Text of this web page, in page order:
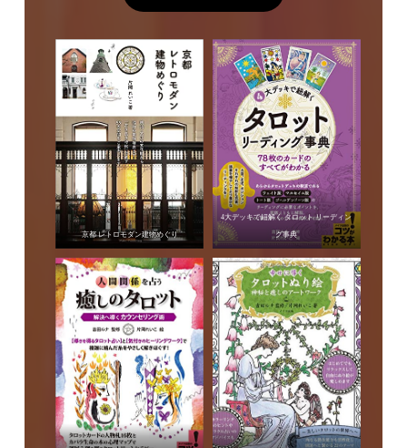
京都 レトロモダン建物めぐり
4大デッキで紐解く タロット リーディン
グ事典